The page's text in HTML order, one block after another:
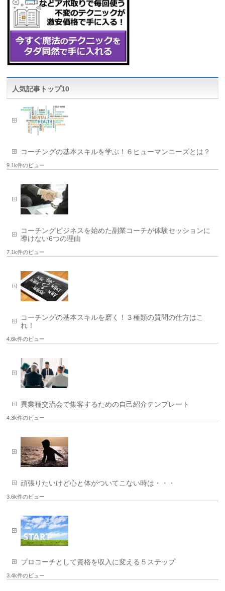
人気記事トップ10
コーチングの基本スキルを学ぶ！６ヒューマンニーズとは？
9.1k件のビュー
コーチングビジネスを始めた副業コーチが体験セッションに
導けない6つの理由
7.1k件のビュー
コーチングの基本スキルを磨く！３種類の質問の仕方はこ
れ！
4.6k件のビュー
異業種交流会で集客するための自己紹介テンプレート
4.3k件のビュー
頑張りたいけど心と体がついてこない時は・・・
3.6k件のビュー
プロコーチとして資格を収入に変える５ステップ
3.4k件のビュー